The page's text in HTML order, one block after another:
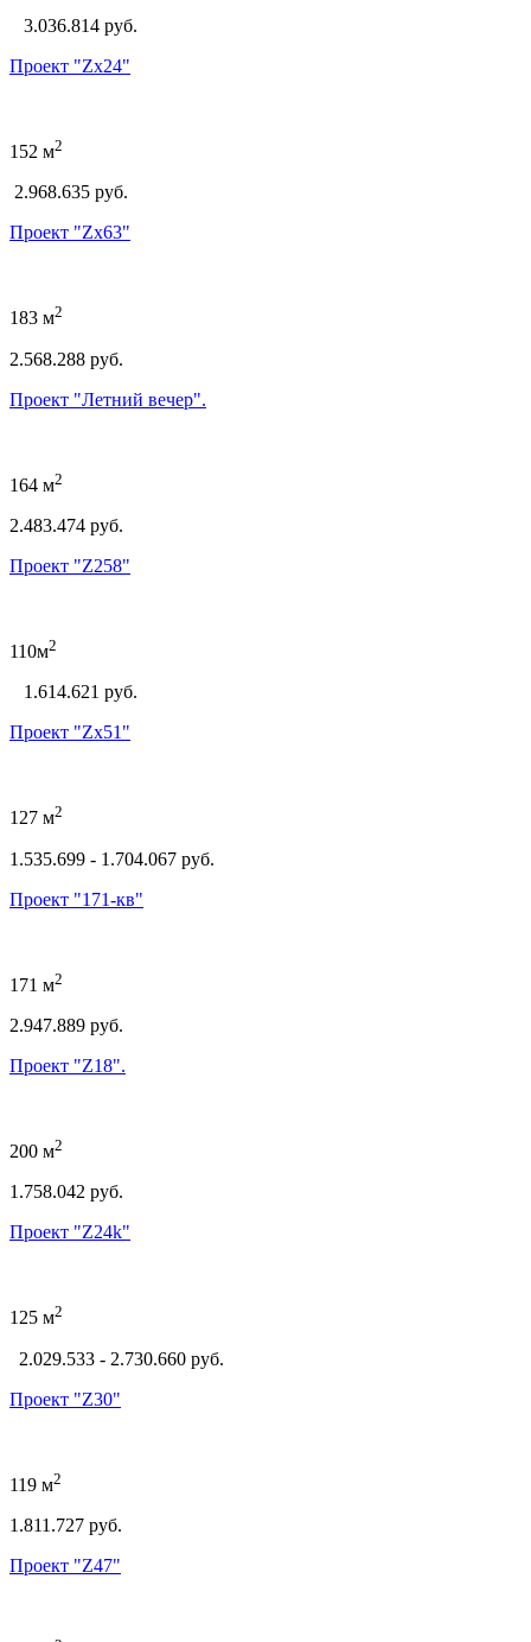
3.036.814 руб.
Проект "Zx24"
152 м2
2.968.635 руб.
Проект "Zx63"
183 м2
2.568.288 руб.
Проект "Летний вечер".
164 м2
2.483.474 руб.
Проект "Z258"
110м2
1.614.621 руб.
Проект "Zx51"
127 м2
1.535.699 - 1.704.067 руб.
Проект "171-кв"
171 м2
2.947.889 руб.
Проект "Z18".
200 м2
1.758.042 руб.
Проект "Z24k"
125 м2
2.029.533 - 2.730.660 руб.
Проект "Z30"
119 м2
1.811.727 руб.
Проект "Z47"